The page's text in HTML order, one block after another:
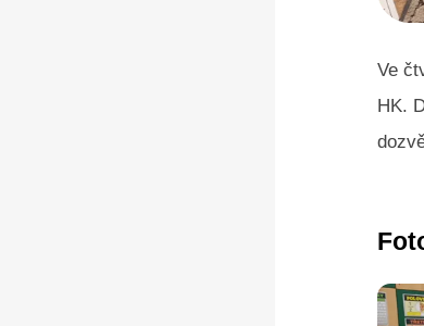
Ve
HK.